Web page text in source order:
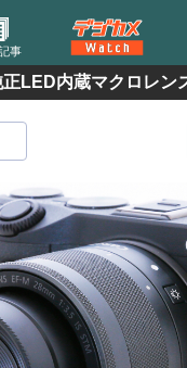
事
LED内蔵マクロレン